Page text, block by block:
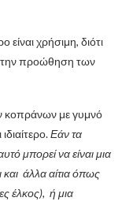
χρήσιμη, διότι
την προώθηση των
κοπράνων με γυμνό
Εάν τα
μπορεί να είναι μια
άλλα αίτια όπως
έλκος), ή μια